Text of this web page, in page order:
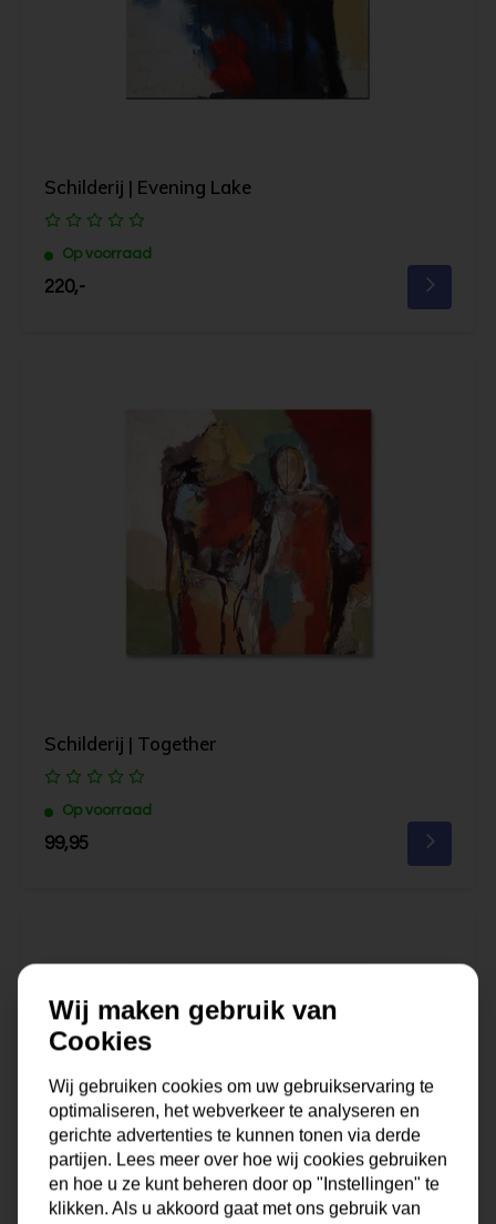
Schilderij | Evening Lake
Op voorraad
220,-
Schilderij | Together
Op voorraad
99,95
Wij maken gebruik van
Cookies
Wij gebruiken cookies om uw gebruikservaring te
optimaliseren, het webverkeer te analyseren en
gerichte advertenties te kunnen tonen via derde
partijen. Lees meer over hoe wij cookies gebruiken
en hoe u ze kunt beheren door op "Instellingen" te
klikken. Als u akkoord gaat met ons gebruik van